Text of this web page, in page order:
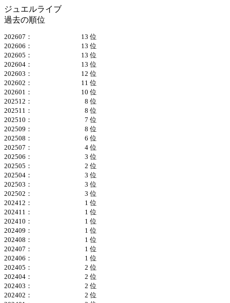
ジュエルライブ
過去の順位
202607：
13 位
202606：
13 位
202605：
13 位
202604：
13 位
202603：
12 位
202602：
11 位
202601：
10 位
202512：
8 位
202511：
8 位
202510：
7 位
202509：
8 位
202508：
6 位
202507：
4 位
202506：
3 位
202505：
2 位
202504：
3 位
202503：
3 位
202502：
3 位
202412：
1 位
202411：
1 位
202410：
1 位
202409：
1 位
202408：
1 位
202407：
1 位
202406：
1 位
202405：
2 位
202404：
2 位
202403：
2 位
202402：
2 位